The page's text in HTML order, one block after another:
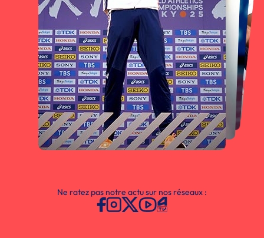
Ne ratez pas notre actu sur nos réseaux :